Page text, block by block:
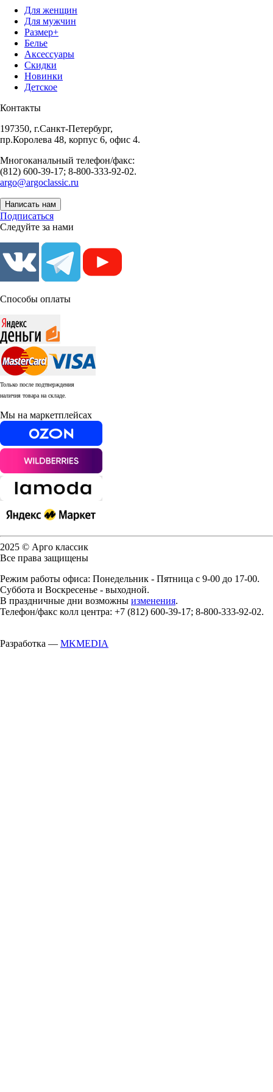
Для женщин
Для мужчин
Размер+
Белье
Аксессуары
Скидки
Новинки
Детское
Контакты
197350, г.Санкт-Петербург,
пр.Королева 48, корпус 6, офис 4.
Многоканальный телефон/факс:
(812) 600-39-17; 8-800-333-92-02.
argo@argoclassic.ru
Написать нам
Подписаться
Следуйте за нами
Способы оплаты
Только после подтверждения
наличия товара на складе.
Мы на маркетплейсах
2025 © Арго классик
Все права защищены
Режим работы офиса: Понедельник - Пятница с 9-00 до 17-00.
Суббота и Воскресенье - выходной.
В праздничные дни возможны изменения.
Телефон/факс колл центра: +7 (812) 600-39-17; 8-800-333-92-02.
Разработка — MKMEDIA